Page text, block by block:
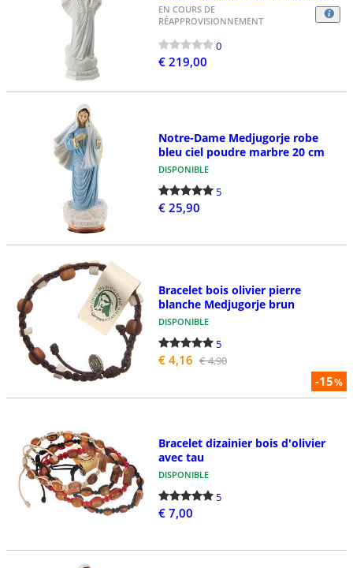
EN COURS DE
RÉAPPROVISIONNEMENT
0
€ 219,00
Notre-Dame Medjugorje robe
bleu ciel poudre marbre 20 cm
DISPONIBLE
5
€ 25,90
-15%
Bracelet bois olivier pierre
blanche Medjugorje brun
DISPONIBLE
5
€ 4,16 € 4,90
Bracelet dizainier bois d'olivier
avec tau
DISPONIBLE
5
€ 7,00